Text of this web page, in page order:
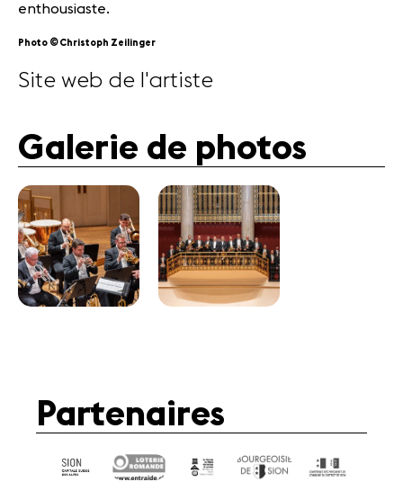
enthousiaste.
Photo ©Christoph Zeilinger
Site web de l'artiste
Galerie de photos
Partenaires